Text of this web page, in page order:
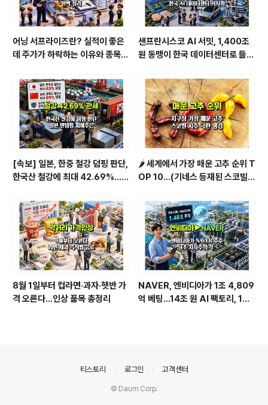
어닝 서프라이즈란? 실적이 좋은
데 주가가 하락하는 이유와 종목
샌프란시스코 AI 서밋, 1,400조
원 동맹이 한국 데이터센터로 들어
[속보] 일본, 한중 철강 덤핑 판단,
한국산 철강에 최대 42.69%…직
🌶️ 세계에서 가장 매운 고추 순위 T
OP 10...(기네스 등재된 스코빌
8월 1일부터 컵라면·과자·햇반 가
격 오른다…인상 품목 총정리
NAVER, 엔비디아가 1조 4,809
억 베팅…14조 원 AI 팩토리, 1조
티스토리 로그인 고객센터
© Daum Corp.